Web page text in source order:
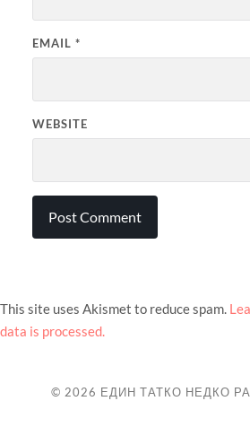
EMAIL *
WEBSITE
This site uses Akismet to reduce spam.
data is processed.
© 2026 ЕДИН ТАТКО НЕДКО